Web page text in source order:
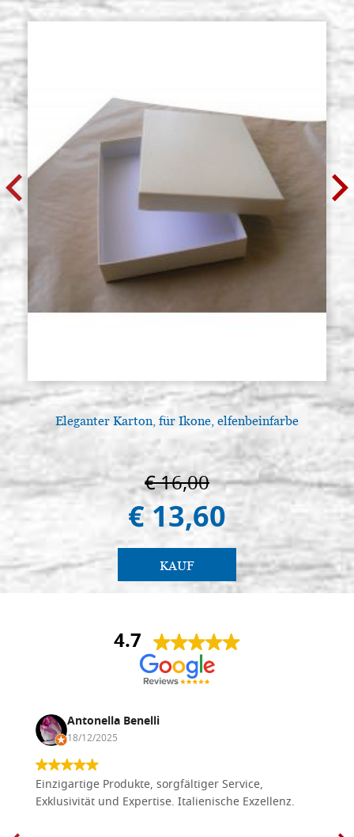
Ikonen tafel, aus Lindenholz,
modell R2, Größe 42x58,
Auf Lager: 0 - COD.
G42X58R2Z
€ 74,30
Ikonen tafel, aus Lindenholz,
modell R2, Größe 46x71,
geschnitzter brett, mit Keilen, roh
Auf Lager: 0 - COD.
G46X71R2Z
€ 85,00 ACQUISTA
Ikonen tafel, aus Lindenholz,
modell R2, Größe 63x80,
Auf Lager: 0 - COD.
G63X80R2Z
€ 115,60 ACQUISTA
Ikonen tafel, aus Lindenholz,
modell R2, Größe 71x80,
G71X80R2Z
Eleganter Karton, für Ikone, elfenbeinfarbe
€ 16,00
€ 13,60
KAUF
4.7
Antonella Benelli
18/12/2025
Einzigartige Produkte, sorgfältiger Service,
Exklusivität und Expertise. Italienische Exzellenz.